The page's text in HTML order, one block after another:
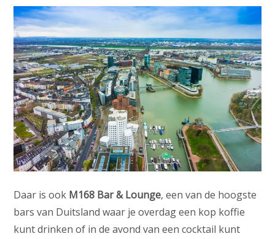
Daar is ook M168 Bar & Lounge, een van de hoogste
bars van Duitsland waar je overdag een kop koffie
kunt drinken of in de avond van een cocktail kunt